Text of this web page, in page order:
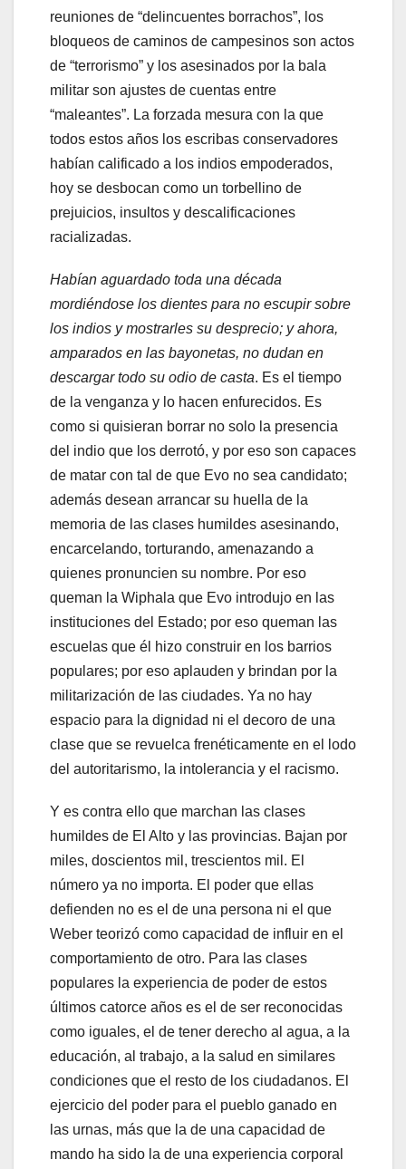
reuniones de “delincuentes borrachos”, los
bloqueos de caminos de campesinos son actos
de “terrorismo” y los asesinados por la bala
militar son ajustes de cuentas entre
“maleantes”. La forzada mesura con la que
todos estos años los escribas conservadores
habían calificado a los indios empoderados,
hoy se desbocan como un torbellino de
prejuicios, insultos y descalificaciones
racializadas.
Habían aguardado toda una década
mordiéndose los dientes para no escupir sobre
los indios y mostrarles su desprecio; y ahora,
amparados en las bayonetas, no dudan en
descargar todo su odio de casta. Es el tiempo
de la venganza y lo hacen enfurecidos. Es
como si quisieran borrar no solo la presencia
del indio que los derrotó, y por eso son capaces
de matar con tal de que Evo no sea candidato;
además desean arrancar su huella de la
memoria de las clases humildes asesinando,
encarcelando, torturando, amenazando a
quienes pronuncien su nombre. Por eso
queman la Wiphala que Evo introdujo en las
instituciones del Estado; por eso queman las
escuelas que él hizo construir en los barrios
populares; por eso aplauden y brindan por la
militarización de las ciudades. Ya no hay
espacio para la dignidad ni el decoro de una
clase que se revuelca frenéticamente en el lodo
del autoritarismo, la intolerancia y el racismo.
Y es contra ello que marchan las clases
humildes de El Alto y las provincias. Bajan por
miles, doscientos mil, trescientos mil. El
número ya no importa. El poder que ellas
defienden no es el de una persona ni el que
Weber teorizó como capacidad de influir en el
comportamiento de otro. Para las clases
populares la experiencia de poder de estos
últimos catorce años es el de ser reconocidas
como iguales, el de tener derecho al agua, a la
educación, al trabajo, a la salud en similares
condiciones que el resto de los ciudadanos. El
ejercicio del poder para el pueblo ganado en
las urnas, más que la de una capacidad de
mando ha sido la de una experiencia corporal